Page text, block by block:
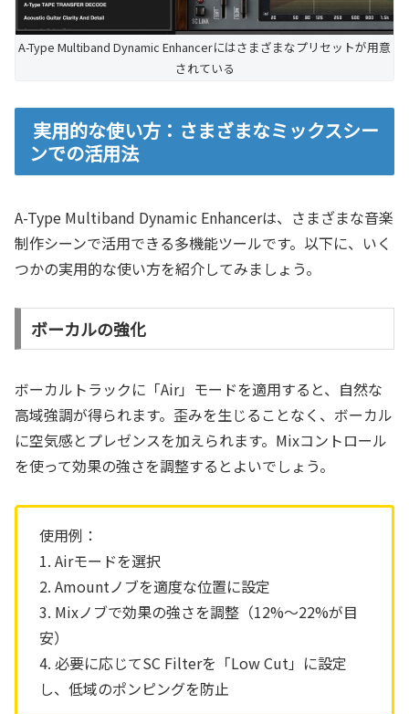
A-Type Multiband Dynamic Enhancerにはさまざまなプリセットが用意
されている
実用的な使い方：さまざまなミックスシー
ンでの活用法
A-Type Multiband Dynamic Enhancerは、さまざまな音楽
制作シーンで活用できる多機能ツールです。以下に、いく
つかの実用的な使い方を紹介してみましょう。
ボーカルの強化
ボーカルトラックに「Air」モードを適用すると、自然な
高域強調が得られます。歪みを生じることなく、ボーカル
に空気感とプレゼンスを加えられます。Mixコントロール
を使って効果の強さを調整するとよいでしょう。
使用例：
1. Airモードを選択
2. Amountノブを適度な位置に設定
3. Mixノブで効果の強さを調整（12%〜22%が目
安）
4. 必要に応じてSC Filterを「Low Cut」に設定
し、低域のポンピングを防止